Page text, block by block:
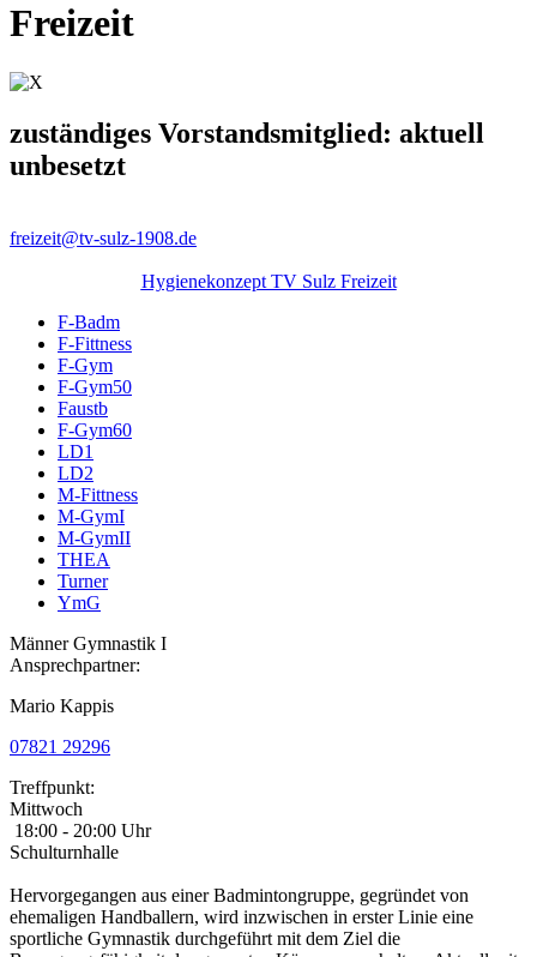
Freizeit
zuständiges Vorstandsmitglied: aktuell
unbesetzt
freizeit@tv-sulz-1908.de
Hygienekonzept TV Sulz Freizeit
F-Badm
F-Fittness
F-Gym
F-Gym50
Faustb
F-Gym60
LD1
LD2
M-Fittness
M-GymI
M-GymII
THEA
Turner
YmG
Männer Gymnastik I
Ansprechpartner:
Mario Kappis
07821 29296
Treffpunkt:
Mittwoch
18:00 - 20:00 Uhr
Schulturnhalle
Hervorgegangen aus einer Badmintongruppe, gegründet von
ehemaligen Handballern, wird inzwischen in erster Linie eine
sportliche Gymnastik durchgeführt mit dem Ziel die